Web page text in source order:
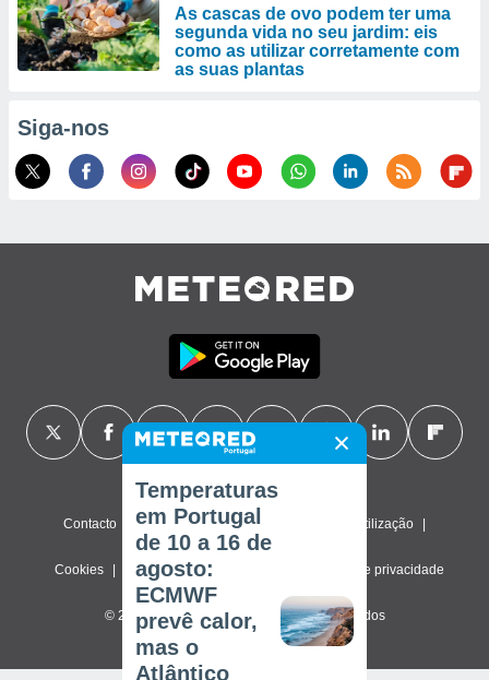
As cascas de ovo podem ter uma
segunda vida no seu jardim: eis
como as utilizar corretamente com
as suas plantas
Siga-nos
Contacto Sobre nós FAQ Termos de utilização
Cookies Política de privacidade Definições de privacidade
© 2026 Meteored. Todos os direitos reservados
Temperaturas
em Portugal
de 10 a 16 de
agosto:
ECMWF
prevê calor,
mas o
Atlântico